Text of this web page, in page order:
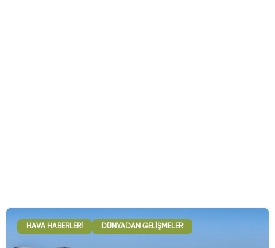
HAVA HABERLERI DÜNYADAN GELIŞMELER